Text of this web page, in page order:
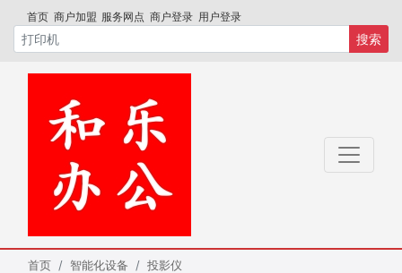
首页 商户加盟 服务网点 商户登录 用户登录
搜索
首页 智能化设备
投影仪